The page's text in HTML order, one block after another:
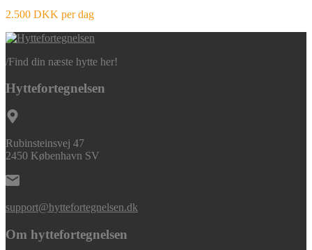
2.500 DKK per dag
/Find din næste hytte her!
Hyttefortegnelsen
Rubinsteinsvej 47
2450 København SV
support@hyttefortegnelsen.dk
Om hyttefortegnelsen